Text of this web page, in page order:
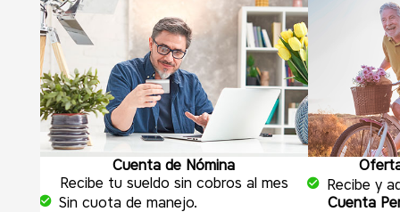
Cuenta de Nómina
Recibe tu sueldo sin cobros al mes
Sin cuota de manejo.
Recibe y
Cuenta